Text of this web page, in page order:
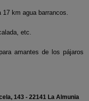
17 km agua barrancos.
etc.
amantes de los pájaros
143 - 22141 La Almunia